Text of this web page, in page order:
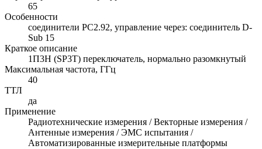
65
Особенности
соединители PC2.92, управление через: соединитель D-
Sub 15
Краткое описание
1П3Н (SP3T) переключатель, нормально разомкнутый
Максимальная частота, ГГц
40
ТТЛ
да
Применение
Радиотехнические измерения / Векторные измерения /
Антенные измерения / ЭМС испытания /
Автоматизированные измерительные платформы